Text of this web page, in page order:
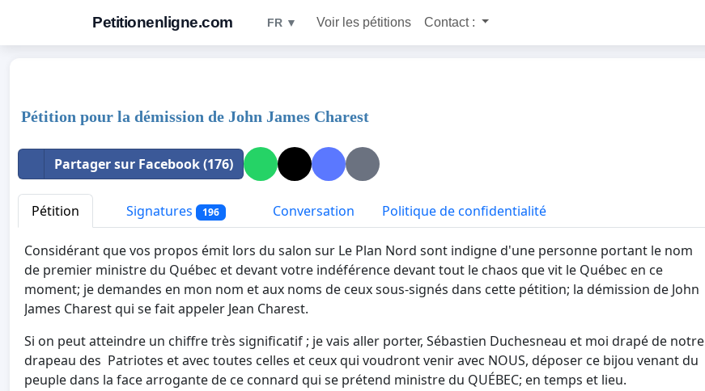
Petitionenligne.com FR ▼ Voir les pétitions Contact :
Pétition pour la démission de John James Charest
Partager sur Facebook (176)
Pétition Signatures 196 Conversation Politique de confidentialité
Considérant que vos propos émit lors du salon sur Le Plan Nord sont indigne d'une personne portant le nom
de premier ministre du Québec et devant votre indéférence devant tout le chaos que vit le Québec en ce
moment; je demandes en mon nom et aux noms de ceux sous-signés dans cette pétition; la démission de John
James Charest qui se fait appeler Jean Charest.
Si on peut atteindre un chiffre très significatif ; je vais aller porter, Sébastien Duchesneau et moi drapé de notre
drapeau des Patriotes et avec toutes celles et ceux qui voudront venir avec NOUS, déposer ce bijou venant du
peuple dans la face arrogante de ce connard qui se prétend ministre du QUÉBEC; en temps et lieu.